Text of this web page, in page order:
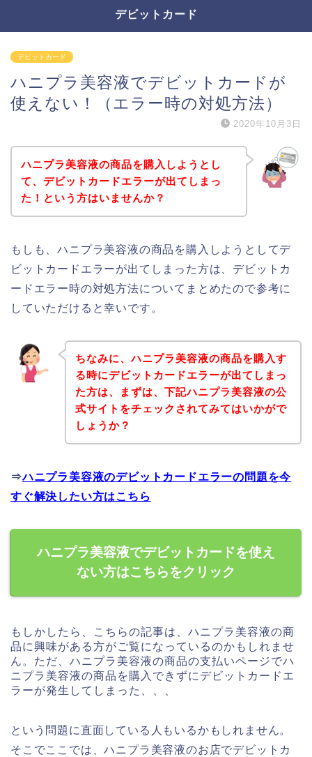
デビットカード
デビットカード
ハニプラ美容液でデビットカードが
使えない！（エラー時の対処方法）
2020年10月3日
ハニプラ美容液の商品を購入しようとし
て、デビットカードエラーが出てしまっ
た！という方はいませんか？
もしも、ハニプラ美容液の商品を購入しようとしてデ
ビットカードエラーが出てしまった方は、デビットカ
ードエラー時の対処方法についてまとめたので参考に
していただけると幸いです。
ちなみに、ハニプラ美容液の商品を購入す
る時にデビットカードエラーが出てしまっ
た方は、まずは、下記ハニプラ美容液の公
式サイトをチェックされてみてはいかがで
しょうか？
⇒ハニプラ美容液のデビットカードエラーの問題を今
すぐ解決したい方はこちら
ハニプラ美容液でデビットカードを使え
ない方はこちらをクリック
もしかしたら、こちらの記事は、ハニプラ美容液の商
品に興味がある方がご覧になっているのかもしれませ
ん。ただ、ハニプラ美容液の商品の支払いページでハ
ニプラ美容液の商品を購入できずにデビットカードエ
ラーが発生してしまった、、、
という問題に直面している人もいるかもしれません。
そこでここでは、ハニプラ美容液のお店でデビットカ